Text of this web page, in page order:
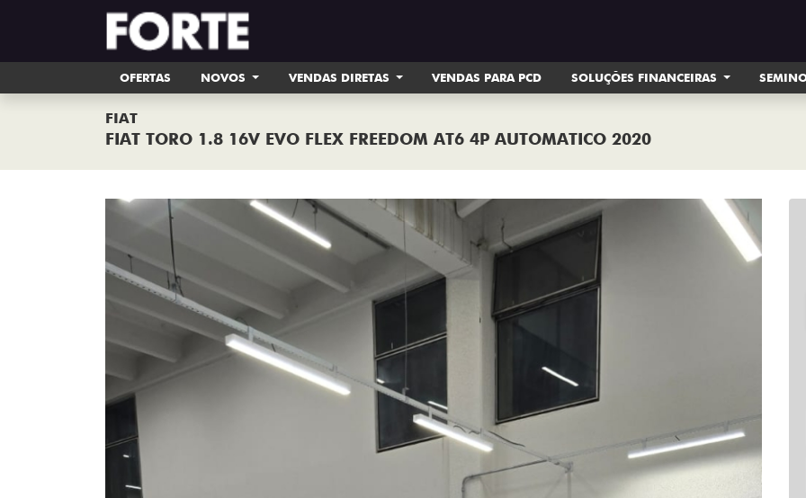
OFERTAS NOVOS VENDAS DIRETAS VENDAS PARA PCD SOLUÇÕES FINANCEIRAS
FIAT
FIAT TORO 1.8 16V EVO FLEX FREEDOM AT6 4P AUTOMATICO 2020